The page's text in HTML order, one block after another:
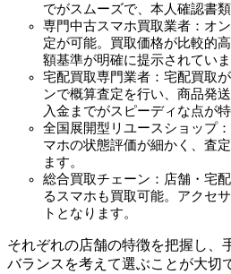
でがスムーズで、本人確認書
専門中古スマホ買取業者：オ
定が可能。買取価格が比較的
額基準が明確に提示されていま
宅配買取専門業者：宅配買取
ンで概算査定を行い、商品発
入金までがスピーディな点が特
全国展開型リユースショップ
マホの状態評価が細かく、査
ます。
総合買取チェーン：店舗・宅
るスマホも買取可能。アクセ
トとなります。
それぞれの店舗の特徴を把握し、
バランスを考えて選ぶことが大切